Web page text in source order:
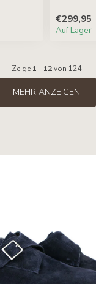
€299,95
Auf Lager
Zeige 1 - 12von 124
MEHR ANZEIGEN